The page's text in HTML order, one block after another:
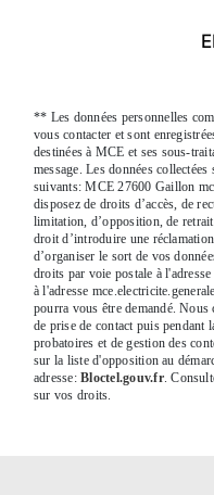
** Les données personnelles
vous contacter et sont
destinées à MCE et ses sous-
message. Les données
suivants: MCE 27600 Gaillon
disposez de droits d’accès, de
limitation, d’opposition, de
droit d’introduire une
d’organiser le sort de vos
droits par voie postale à
à l'adresse
pourra vous être demandé.
de prise de contact puis pendant
probatoires et de gestion des
sur la liste d'opposition au
adresse:Bloctel.gouv.fr.
sur vos droits.